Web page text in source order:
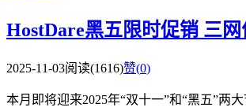
HostDare黑五限时促销 三
2025-11-03阅读(1616)赞(0)
本月即将迎来2025年“双十一”和“黑五”两